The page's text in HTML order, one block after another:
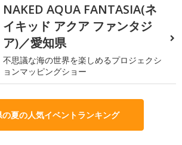
NAKED AQUA FANTASIA(ネ
イキッド アクア ファンタジ
ア)／愛知県
不思議な海の世界を楽しめるプロジェクシ
ョンマッピングショー
の夏の人気イベントランキング